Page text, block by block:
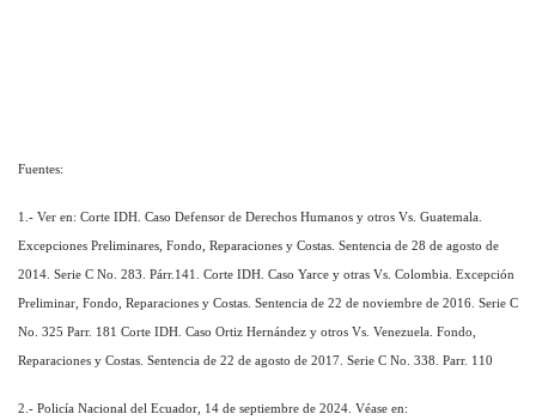
Fuentes:
1.- Ver en: Corte IDH. Caso Defensor de Derechos Humanos y otros Vs. Guatemala.
Excepciones Preliminares, Fondo, Reparaciones y Costas. Sentencia de 28 de agosto de
2014. Serie C No. 283. Párr.141. Corte IDH. Caso Yarce y otras Vs. Colombia. Excepción
Preliminar, Fondo, Reparaciones y Costas. Sentencia de 22 de noviembre de 2016. Serie C
No. 325 Parr. 181 Corte IDH. Caso Ortiz Hernández y otros Vs. Venezuela. Fondo,
Reparaciones y Costas. Sentencia de 22 de agosto de 2017. Serie C No. 338. Parr. 110
2.- Policía Nacional del Ecuador, 14 de septiembre de 2024. Véase en: